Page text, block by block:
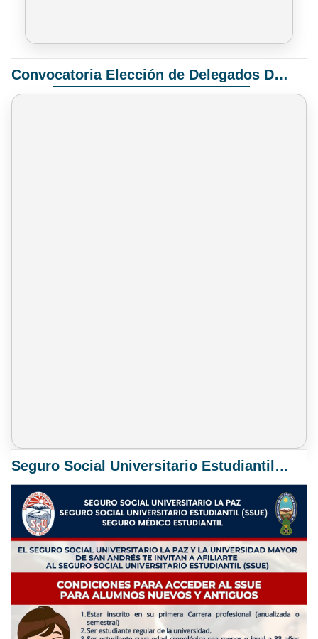
Convocatoria Elección de Delegados Docentes para el XIV Congreso Nacional de Universidades
Seguro Social Universitario Estudiantil SSUE